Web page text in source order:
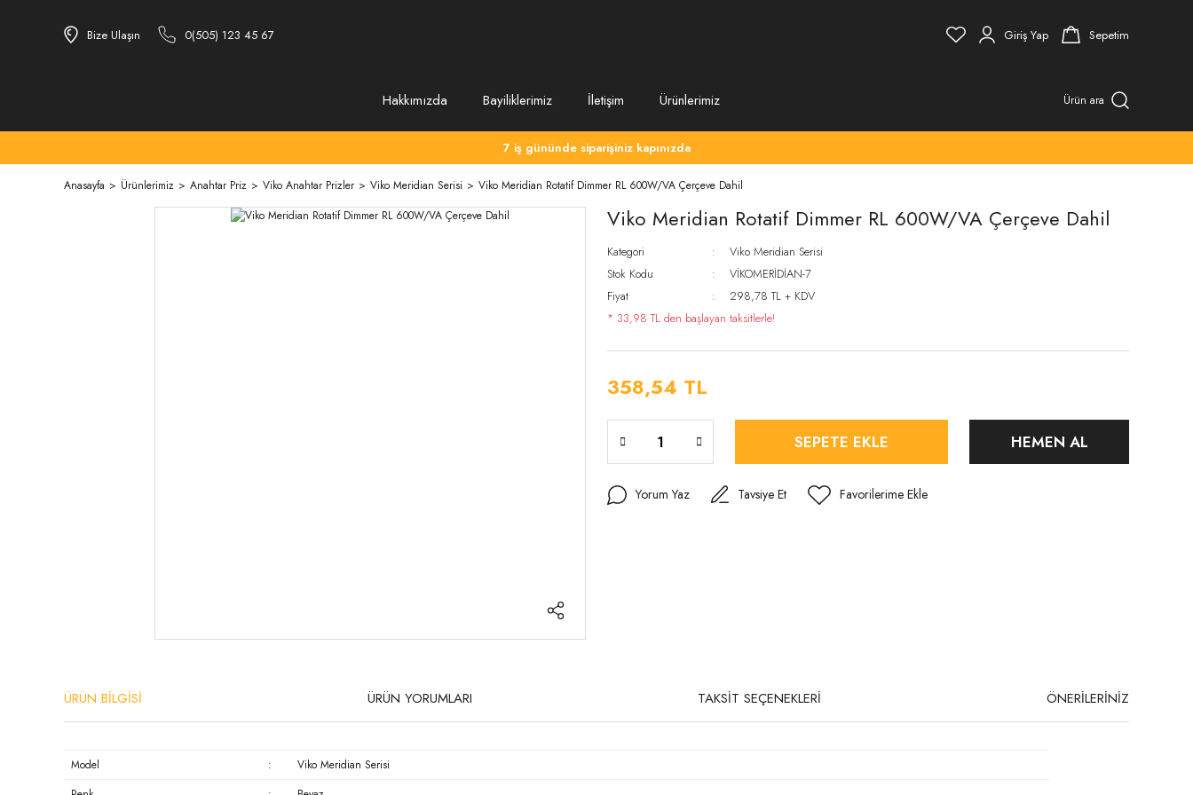
Bize Ulaşın 0(505) 123 45 67 Giriş Yap Sepetim
Hakkımızda Bayiliklerimiz İletişim Ürünlerimiz Ürün ara
7 iş gününde siparişiniz kapınızda
Anasayfa Ürünlerimiz Anahtar Priz Viko Anahtar Prizler Viko Meridian Serisi Viko Meridian Rotatif Dimmer RL 600W/VA Çerçeve Dahil
Viko Meridian Rotatif Dimmer RL 600W/VA Çerçeve Dahil
Kategori
Viko Meridian Serisi
Stok Kodu
VİKOMERİDİAN-7
Fiyat
298,78 TL + KDV
* 33,98 TL den başlayan taksitlerle!
358,54 TL
SEPETE EKLE HEMEN AL
Yorum Yaz Tavsiye Et
ÜRÜN BİLGİSİ ÜRÜN YORUMLARI TAKSİT SEÇENEKLERİ ÖNERİLERİNİZ
Model :
Viko Meridian Serisi